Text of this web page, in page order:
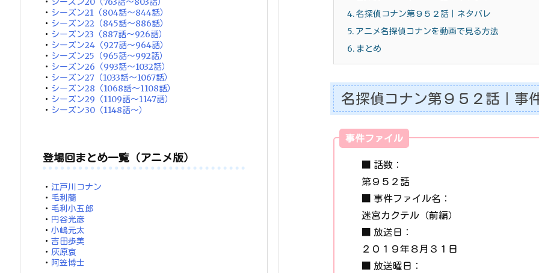
4.名探偵コナン第９５２話｜ネタバレ
5. アニメ名探偵コナンを動画で見る方法
6. まとめ
名探偵コナン第９５２話｜事
事件ファイル
■ 話数：
第９５２話
■ 事件ファイル名：
迷宮カクテル（前編）
■ 放送日：
２０１９年８月３１日
■ 放送曜日：
・ シーズン21（804話～844話）
・ シーズン22（845話～886話）
・ シーズン23（887話～926話）
・ シーズン24（927話～964話）
・ シーズン25（965話～992話）
・ シーズン26（993話～1032話）
・ シーズン27（1033話～1067話）
・ シーズン28（1068話～1108話）
・ シーズン29（1109話～1147話）
・ シーズン30（1148話～）
登場回まとめ一覧（アニメ版）
・ 江戸川コナン
・ 毛利蘭
・ 毛利小五郎
・ 円谷光彦
・ 小嶋元太
・ 吉田歩美
・ 灰原哀
・ 阿笠博士